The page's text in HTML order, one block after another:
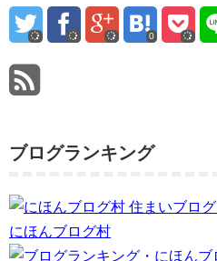
0
ブログランキング
にほんブログ村